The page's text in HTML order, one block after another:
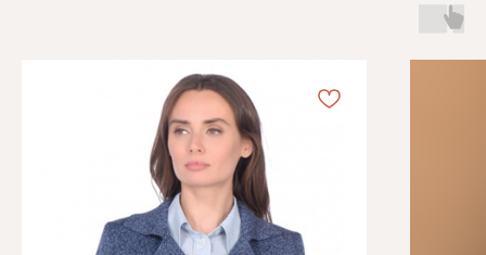
Информация
Отзывы
Блог
О компании
Обмен и возврат